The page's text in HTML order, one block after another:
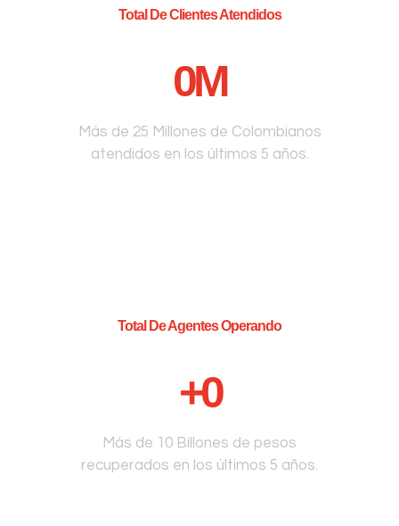
Total De Clientes Atendidos
0M
Más de 25 Millones de Colombianos
atendidos en los últimos 5 años.
Total De Agentes Operando
+0
Más de 10 Billones de pesos
recuperados en los últimos 5 años.